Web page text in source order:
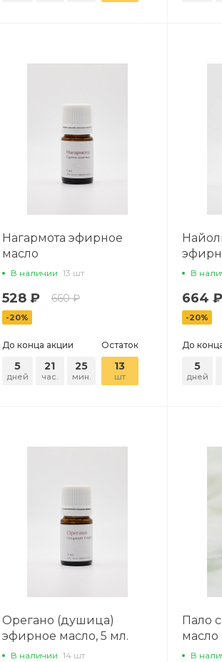
Нагармота эфирное
масло
В наличии 13 шт
528 ₽ 660 ₽
-20%
До конца акции
5
дней
21
час.
25
мин.
Остаток
13
шт
В
664 ₽
-20%
До
5
дней
Орегано (душица)
эфирное масло, 5 мл.
В наличии 14 шт
Пало
масло
В